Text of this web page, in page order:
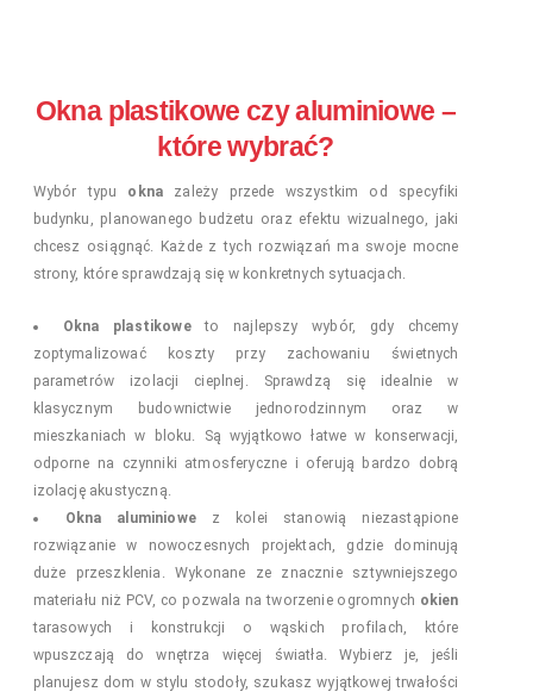
Okna plastikowe czy aluminiowe –
które wybrać?
Wybór typu okna zależy przede wszystkim od specyfiki
budynku, planowanego budżetu oraz efektu wizualnego, jaki
chcesz osiągnąć. Każde z tych rozwiązań ma swoje mocne
strony, które sprawdzają się w konkretnych sytuacjach.
Okna plastikoweto najlepszy wybór, gdy chcemy
zoptymalizować koszty przy zachowaniu świetnych
parametrów izolacji cieplnej. Sprawdzą się idealnie w
klasycznym budownictwie jednorodzinnym oraz w
mieszkaniach w bloku. Są wyjątkowo łatwe w konserwacji,
odporne na czynniki atmosferyczne i oferują bardzo dobrą
izolację akustyczną.
Okna aluminiowez kolei stanowią niezastąpione
rozwiązanie w nowoczesnych projektach, gdzie dominują
duże przeszklenia. Wykonane ze znacznie sztywniejszego
materiału niż PCV, co pozwala na tworzenie ogromnych okien
tarasowych i konstrukcji o wąskich profilach, które
wpuszczają do wnętrza więcej światła. Wybierz je, jeśli
planujesz dom w stylu stodoły, szukasz wyjątkowej trwałości